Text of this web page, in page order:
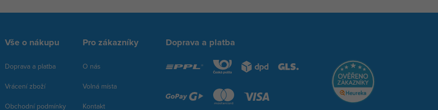
Vše o nákupu
Doprava a platba
Vrácení zboží
Obchodní podmínky
Pro zákazníky
O nás
Volná místa
Kontakt
Doprava a platba